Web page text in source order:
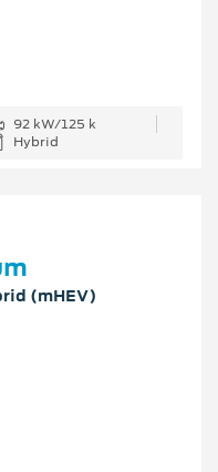
92 kW/125 k
Hybrid
(mHEV)